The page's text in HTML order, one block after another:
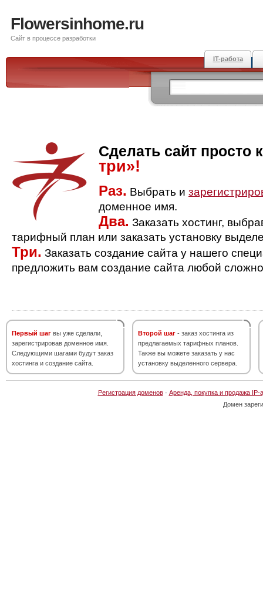
Flowersinhome.ru
Сайт в процессе разработки
IT-работа
Сделать сайт просто
три»!
Раз. Выбрать и
доменное имя.
Два. Заказать хостинг,
тарифный план или заказать установку
Три. Заказать создание сайта у нашего
предложить вам создание сайта любой
Первый шаг вы уже сделали,
зарегистрировав доменное имя.
Следующими шагами будут заказ
хостинга и создание сайта.
Второй шаг - заказ хостинга из
предлагаемых тарифных планов.
Также вы можете заказать у нас
установку выделенного сервера.
Регистрация доменов· Аренда, покупка и продажа IP-
Домен